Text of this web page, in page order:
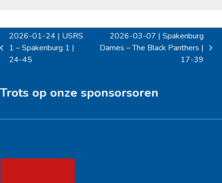
previous
post:
2026-01-24 | USRS
1 – Spakenburg 1 |
24-45
next
2026-03-07 | Spakenburg
Dames – The Black Panthers |
17-39
Trots op onze sponsorsoren